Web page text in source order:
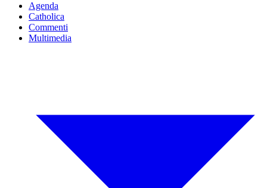
Agenda
Catholica
Commenti
Multimedia